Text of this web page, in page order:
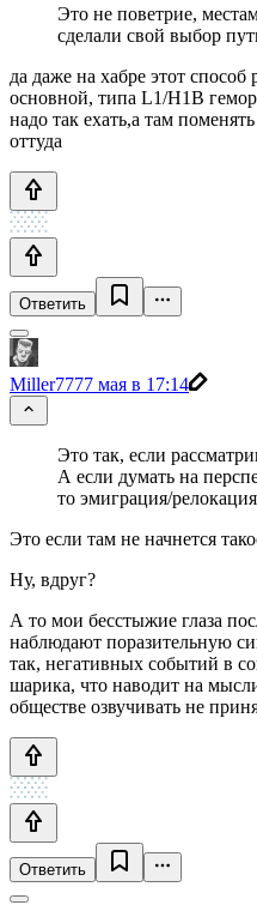
Это не поветрие,
сделали свой выбор
да даже на хабре этот
основной, типа L1/H1B
надо так ехать,а там
оттуда
Ответить
Miller7777 мая в 17:14
Это так, если
А если думать на
то эмиграция/
Это если там не начнется
Ну, вдруг?
А то мои бесстыжие глаза
наблюдают поразительную
так, негативных событий в
шарика, что наводит на
обществе озвучивать не
Ответить